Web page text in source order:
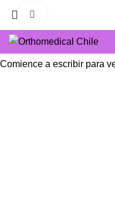
Comience a escribir para